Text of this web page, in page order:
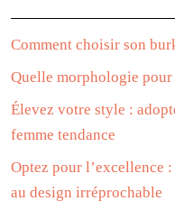
Comment choisir son
Quelle morphologie
Élevez votre style :
femme tendance
Optez pour l’excellence
au design irréprochable